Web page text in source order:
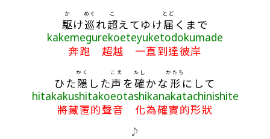
駆
か
け巡
めぐ
れ超
こ
えてゆけ届
とど
くまで
kakemegurekoeteyuketodokumade
奔跑 超越 一直到達彼岸
ひた隠
かく
した声
こえ
を確
たし
かな 形
かたち
にして
hitakakushitakoeotashikanakatachinishite
將藏匿的聲音 化為確實的形狀
♪